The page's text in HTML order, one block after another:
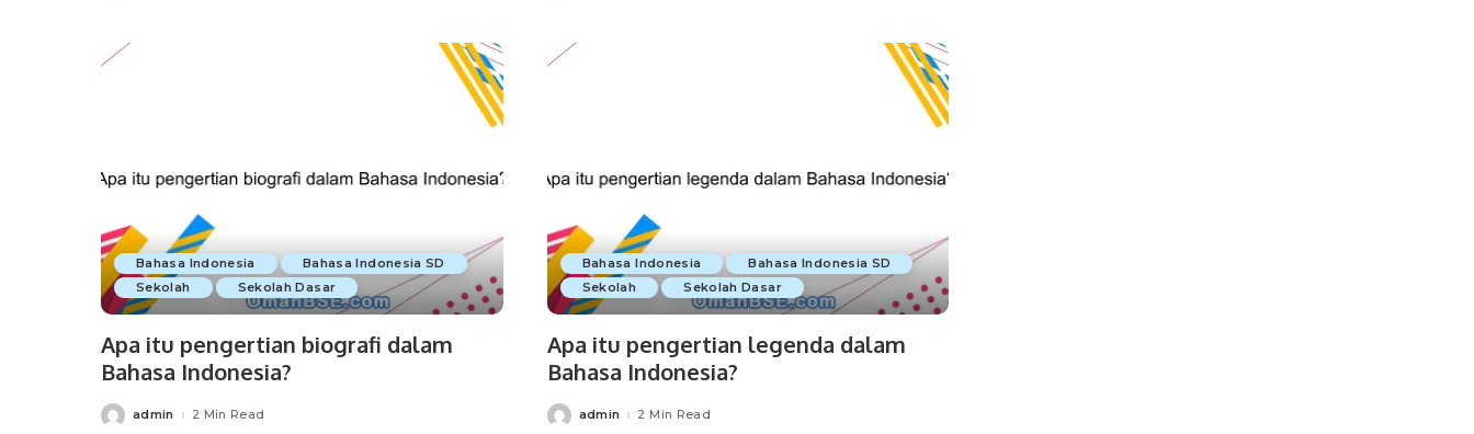
Bahasa Indonesia
Bahasa Indonesia SD
Sekolah
Sekolah Dasar
Apa itu pengertian biografi dalam
Bahasa Indonesia?
Postedadmin 2 Min Read
Bahasa Indonesia
Bahasa Indonesia SD
Sekolah
Sekolah Dasar
Apa itu pengertian legenda dalam
Bahasa Indonesia?
Postedadmin 2 Min Read